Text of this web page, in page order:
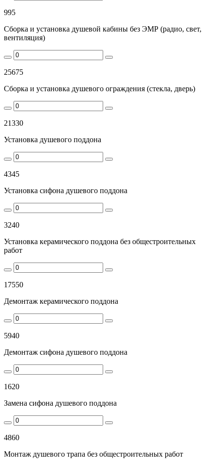
995
Сборка и установка душевой кабины без ЭМР (радио, свет,
вентиляция)
25675
Сборка и установка душевого ограждения (стекла, дверь)
21330
Установка душевого поддона
4345
Установка сифона душевого поддона
3240
Установка керамического поддона без общестроительных
работ
17550
Демонтаж керамического поддона
5940
Демонтаж сифона душевого поддона
1620
Замена сифона душевого поддона
4860
Монтаж душевого трапа без общестроительных работ